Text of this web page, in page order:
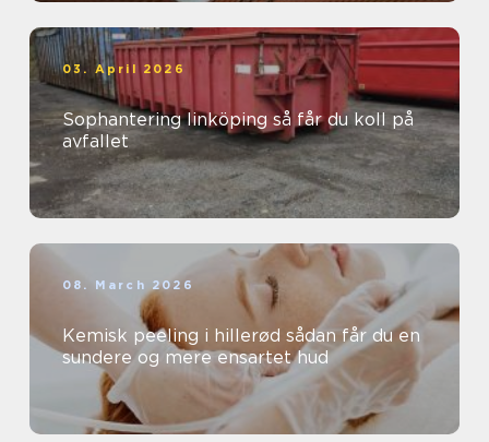
03. April 2026
Sophantering linköping så får du koll på
avfallet
08. March 2026
Kemisk peeling i hillerød sådan får du en
sundere og mere ensartet hud